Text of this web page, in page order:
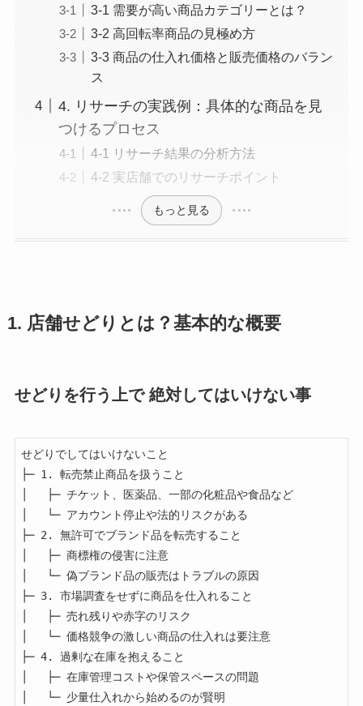
3-1 需要が高い商品カテゴリーとは？
3-2 高回転率商品の見極め方
3-3 商品の仕入れ価格と販売価格のバラン
ス
4. リサーチの実践例：具体的な商品を見
つけるプロセス
4-1 リサーチ結果の分析方法
4-2 実店舗でのリサーチポイント
もっと見る
1. 店舗せどりとは？基本的な概要
せどりを行う上で 絶対してはいけない事
せどりでしてはいけないこと
├─ 1. 転売禁止商品を扱うこと
│   ├─ チケット、医薬品、一部の化粧品や食品など
│   └─ アカウント停止や法的リスクがある
├─ 2. 無許可でブランド品を転売すること
│   ├─ 商標権の侵害に注意
│   └─ 偽ブランド品の販売はトラブルの原因
├─ 3. 市場調査をせずに商品を仕入れること
│   ├─ 売れ残りや赤字のリスク
│   └─ 価格競争の激しい商品の仕入れは要注意
├─ 4. 過剰な在庫を抱えること
│   ├─ 在庫管理コストや保管スペースの問題
│   └─ 少量仕入れから始めるのが賢明